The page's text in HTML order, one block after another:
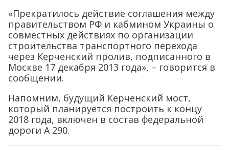
«Прекратилось действие соглашения между
правительством РФ и кабмином Украины о
совместных действиях по организации
строительства транспортного перехода
через Керченский пролив, подписанного в
Москве 17 декабря 2013 года», – говорится в
сообщении.
Напомним, будущий Керченский мост,
который планируется построить к концу
2018 года, включен в состав федеральной
дороги А 290.